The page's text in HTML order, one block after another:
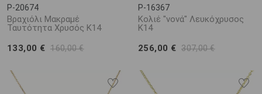
P-20674
Βραχιόλι Μακραμέ
Ταυτότητα Χρυσός Κ14
133,00 € 160,00 €
P-16367
Κολιέ "νονά" Λευκόχρυσος
Κ14
256,00 € 307,00 €